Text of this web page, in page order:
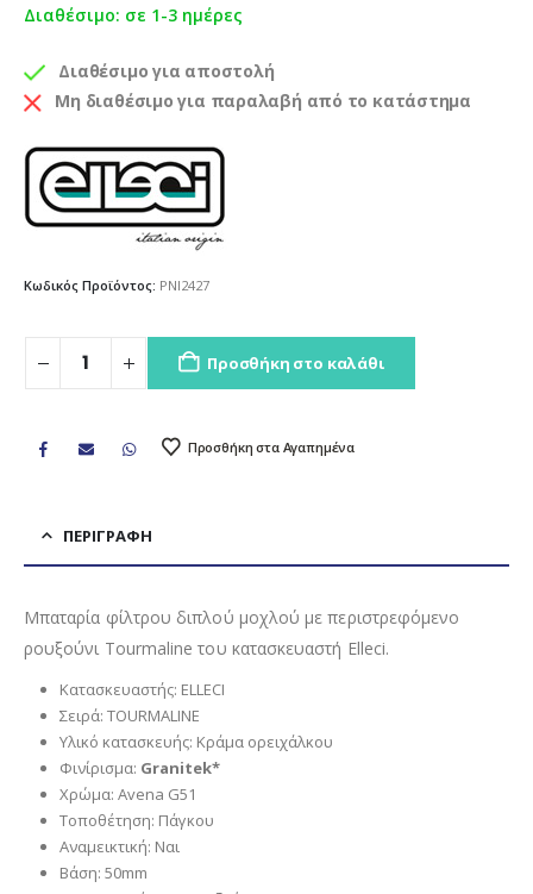
Διαθέσιμο: σε 1-3 ημέρες
Διαθέσιμο για αποστολή
Μη διαθέσιμο για παραλαβή από το κατάστημα
Κωδικός Προϊόντος: PNI2427
Προσθήκη στο καλάθι
Προσθήκη στα Αγαπημένα
ΠΕΡΙΓΡΑΦΉ
Μπαταρία φίλτρου διπλού μοχλού με περιστρεφόμενο
ρουξούνι Tourmaline του κατασκευαστή Elleci.
Κατασκευαστής: ELLECI
Σειρά: TOURMALINE
Υλικό κατασκευής: Κράμα ορειχάλκου
Φινίρισμα: Granitek*
Χρώμα: Avena G51
Τοποθέτηση: Πάγκου
Αναμεικτική: Ναι
Βάση: 50mm